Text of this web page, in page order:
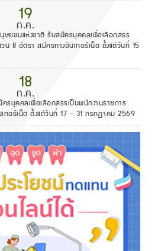
19
ก.ค.
ยชนแห่งชาติ รับสมัครบุคคลเพื่อเลือกสรร
น 8 อัตรา สมัครทางอินเทอร์เน็ต ตั้งแต่วันที่ 15
18
ก.ค.
รบุคคลเพื่อเลือกสรรเป็นพนักงานราชการ
ทอร์เน็ต ตั้งแต่วันที่ 17 - 31 กรกฎาคม 2569